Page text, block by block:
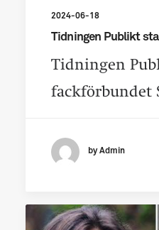
2024-06-18
Tidningen Publikt
Tidningen
fackförbundet
by Admin